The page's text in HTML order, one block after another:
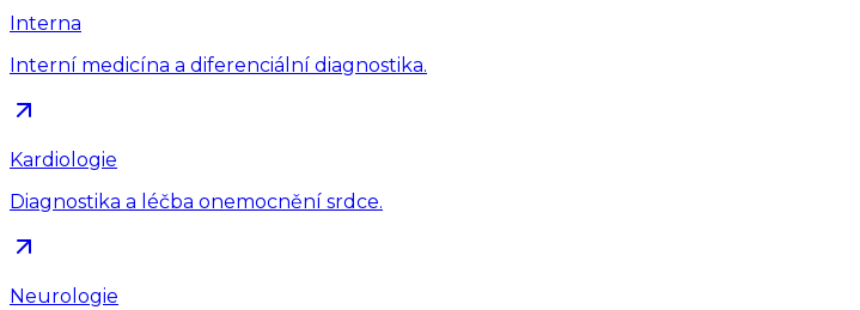
Interna
Interní medicína a diferenciální diagnostika.
Kardiologie
Diagnostika a léčba onemocnění srdce.
Neurologie